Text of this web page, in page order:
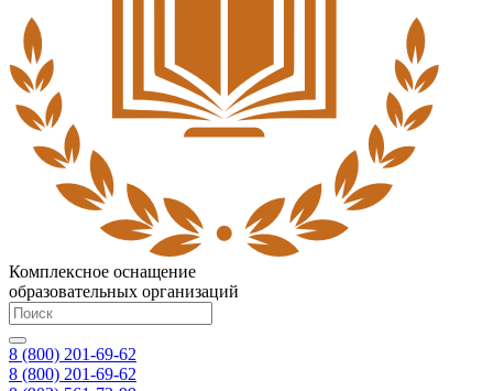
Комплексное оснащение
образовательных организаций
8 (800) 201-69-62
8 (800) 201-69-62